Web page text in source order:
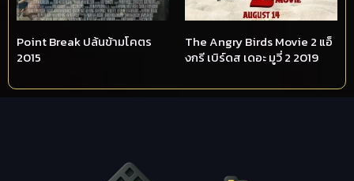
Point Break ปล้นข้ามโคตร
2015
The Angry Birds Movie 2 แอ็
งกรี เบิร์ดส เดอะ มูวี่ 2 2019